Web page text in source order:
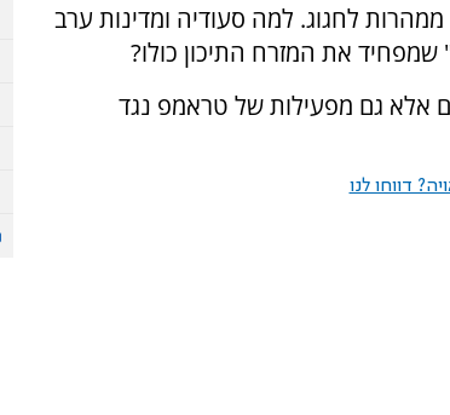
לחגוג. למה סעודיה ומדינות ערב
את המזרח התיכון כולו?
אלא גם מפעילות של טראמפ נגד
דווחו לנו